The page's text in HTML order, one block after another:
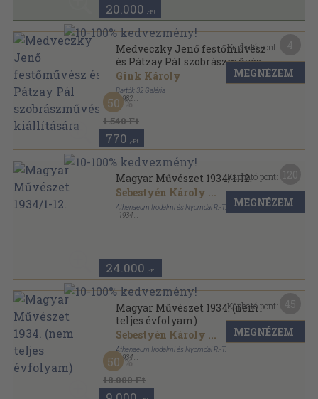
20.000 ,-Ft
Medveczky Jenő festőművész
és Pátzay Pál szobrászművész
kiállítására
Gink Károly
Bartók 32 Galéria
, 1982
Tűzött kötés
1.540 Ft
50
770 ,-Ft
Kapható pont:
MEGNÉZEM
Magyar Művészet 1934/1-12.
Sebestyén Károly ...
Athenaeum Irodalmi és Nyomdai R.-T.
1934
24.000 ,-Ft
Kapható pont:
MEGNÉZEM
Magyar Művészet 1934. (nem
teljes évfolyam)
Sebestyén Károly ...
Athenaeum Irodalmi és Nyomdai R.-T.
, 1934
Könyvkötői vászonkötés
Magyar Művészet sorozat
18.000 Ft
50
Kapható pont:
MEGNÉZEM